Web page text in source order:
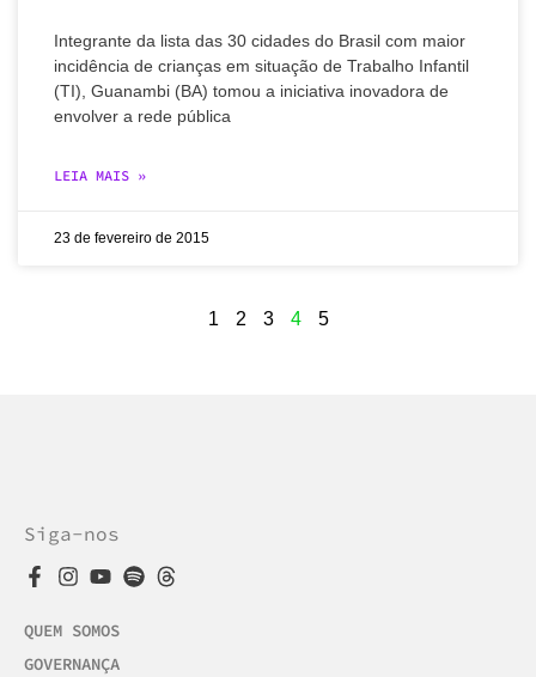
Integrante da lista das 30 cidades do Brasil com maior
incidência de crianças em situação de Trabalho Infantil
(TI), Guanambi (BA) tomou a iniciativa inovadora de
envolver a rede pública
LEIA MAIS »
23 de fevereiro de 2015
1 2 3 4 5
Siga-nos
QUEM SOMOS
GOVERNANÇA